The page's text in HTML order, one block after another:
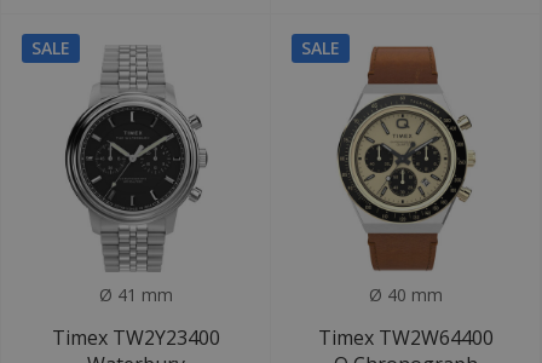
SALE
Ø 41 mm
Timex TW2Y23400
SALE
Ø 40 mm
Timex TW2W64400